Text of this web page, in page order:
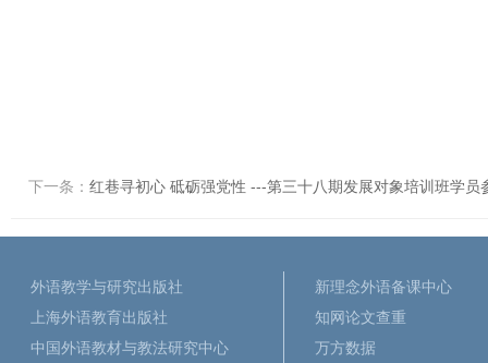
下一条： 红巷寻初心 砥砺强党性 ---第三十八期发展对象培训班学员
外语教学与研究出版社
上海外语教育出版社
中国外语教材与教法研究中心
新理念外语备课中心
知网论文查重
万方数据